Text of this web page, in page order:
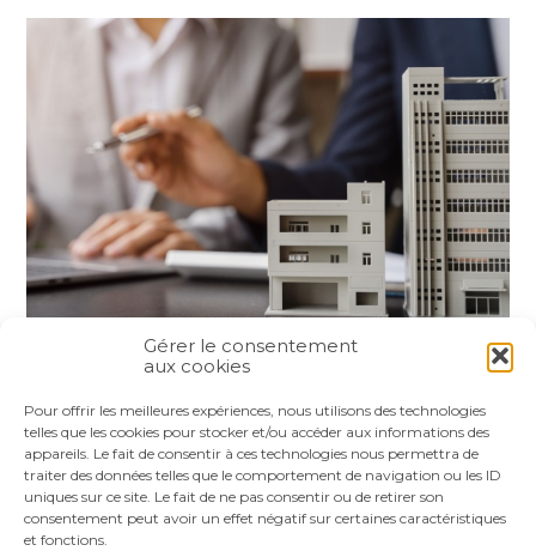
Gérer le consentement
aux cookies
Pour offrir les meilleures expériences, nous utilisons des technologies
telles que les cookies pour stocker et/ou accéder aux informations des
appareils. Le fait de consentir à ces technologies nous permettra de
traiter des données telles que le comportement de navigation ou les ID
uniques sur ce site. Le fait de ne pas consentir ou de retirer son
consentement peut avoir un effet négatif sur certaines caractéristiques
et fonctions.
FaceBook
TwitterLinkedIn